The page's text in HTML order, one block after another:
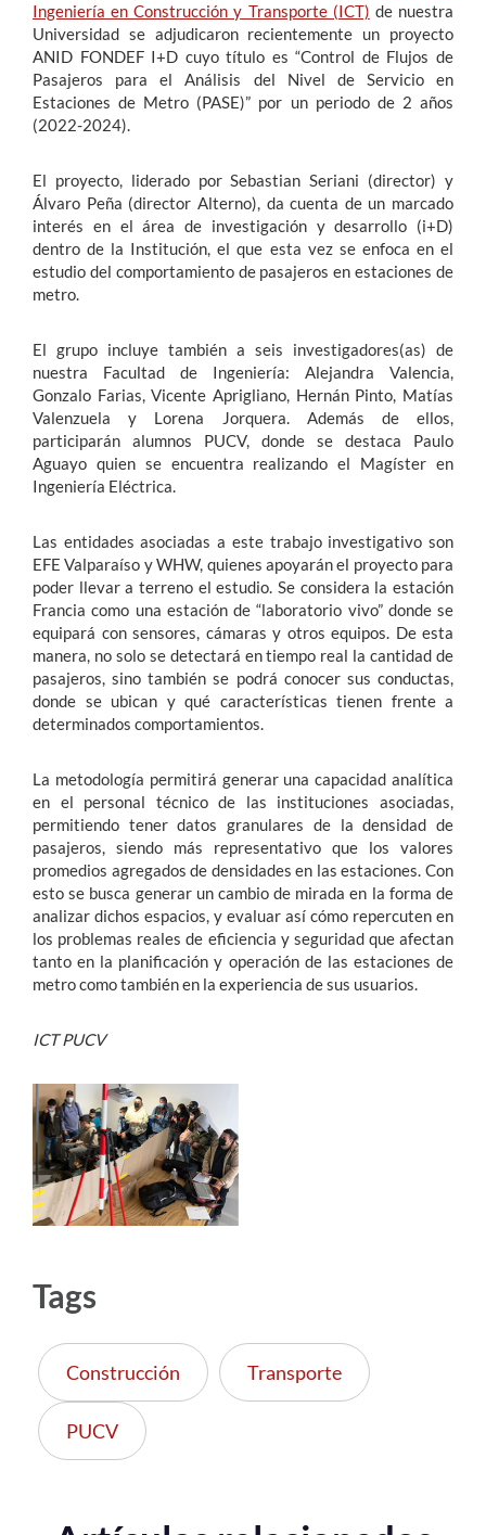
Ingeniería en Construcción y Transporte (ICT) de nuestra
Universidad se adjudicaron recientemente un proyecto
ANID FONDEF I+D cuyo título es “Control de Flujos de
Pasajeros para el Análisis del Nivel de Servicio en
Estaciones de Metro (PASE)” por un periodo de 2 años
(2022-2024).
El proyecto, liderado por Sebastian Seriani (director) y
Álvaro Peña (director Alterno), da cuenta de un marcado
interés en el área de investigación y desarrollo (i+D)
dentro de la Institución, el que esta vez se enfoca en el
estudio del comportamiento de pasajeros en estaciones de
metro.
El grupo incluye también a seis investigadores(as) de
nuestra Facultad de Ingeniería: Alejandra Valencia,
Gonzalo Farias, Vicente Aprigliano, Hernán Pinto, Matías
Valenzuela y Lorena Jorquera. Además de ellos,
participarán alumnos PUCV, donde se destaca Paulo
Aguayo quien se encuentra realizando el Magíster en
Ingeniería Eléctrica.
Las entidades asociadas a este trabajo investigativo son
EFE Valparaíso y WHW, quienes apoyarán el proyecto para
poder llevar a terreno el estudio. Se considera la estación
Francia como una estación de “laboratorio vivo” donde se
equipará con sensores, cámaras y otros equipos. De esta
manera, no solo se detectará en tiempo real la cantidad de
pasajeros, sino también se podrá conocer sus conductas,
donde se ubican y qué características tienen frente a
determinados comportamientos.
La metodología permitirá generar una capacidad analítica
en el personal técnico de las instituciones asociadas,
permitiendo tener datos granulares de la densidad de
pasajeros, siendo más representativo que los valores
promedios agregados de densidades en las estaciones. Con
esto se busca generar un cambio de mirada en la forma de
analizar dichos espacios, y evaluar así cómo repercuten en
los problemas reales de eficiencia y seguridad que afectan
tanto en la planificación y operación de las estaciones de
metro como también en la experiencia de sus usuarios.
ICT PUCV
Tags
Construcción Transporte
PUCV